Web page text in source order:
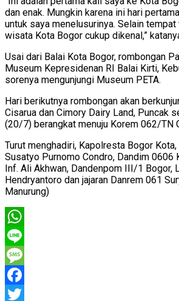
dan enak. Mungkin karena ini hari
untuk saya menelusurinya. Selain
wisata Kota Bogor cukup dikenal,”
Usai dari Balai Kota Bogor, rombongan
Museum Kepresidenan RI Balai Kirti,
sorenya mengunjungi Museum PETA.
Hari berikutnya rombongan akan
Cisarua dan Cimory Dairy Land, Puncak
(20/7) berangkat menuju Korem 062/TN
Turut menghadiri, Kapolresta Bogor
Susatyo Purnomo Condro, Dandim 0606
Inf. Ali Akhwan, Dandenpom III/1 Bogor,
Hendryantoro dan jajaran Danrem 061
Manurung)
WhatsApp
Line
Message
Facebook